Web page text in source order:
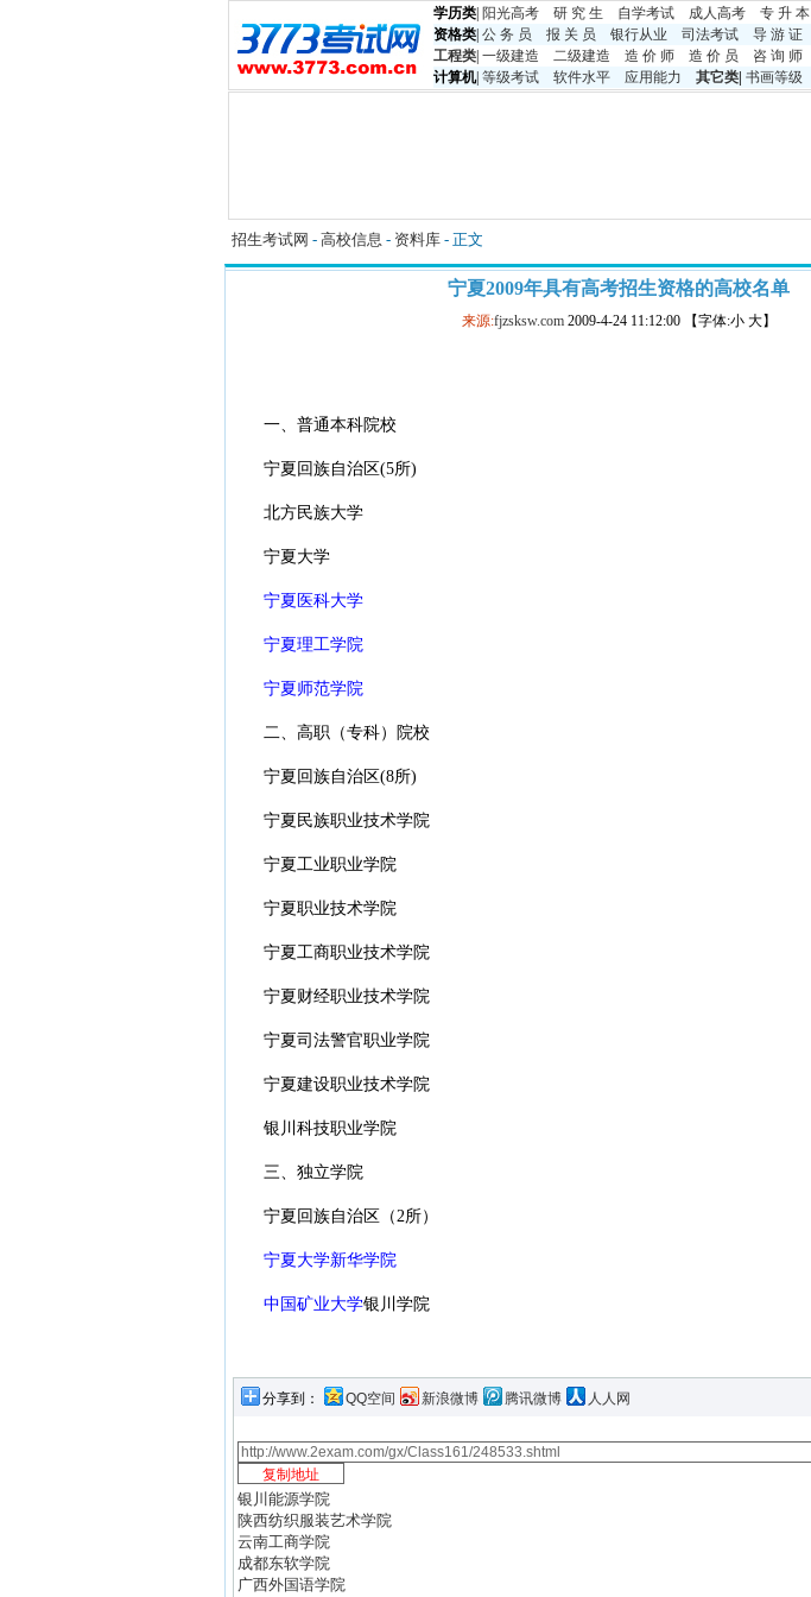
学历类 阳光高考 研 究 生 自学考试 成人高考 专 升 本
资格类 公 务 员 报 关 员 银行从业 司法考试 导 游 证
工程类 一级建造 二级建造 造 价 师 造 价 员 咨 询 师
计算机| 等级考试 软件水平 应用能力 其它类 书画等级
招生考试网 - 高校信息 - 资料库 - 正文
宁夏2009年具有高考招生资格的高校名单
来源:fjzsksw.com 2009-4-24 11:12:00 【字体:小 大】
一、普通本科院校
宁夏回族自治区(5所)
北方民族大学
宁夏大学
宁夏医科大学
宁夏理工学院
宁夏师范学院
二、高职（专科）院校
宁夏回族自治区(8所)
宁夏民族职业技术学院
宁夏工业职业学院
宁夏职业技术学院
宁夏工商职业技术学院
宁夏财经职业技术学院
宁夏司法警官职业学院
宁夏建设职业技术学院
银川科技职业学院
三、独立学院
宁夏回族自治区（2所）
宁夏大学新华学院
中国矿业大学银川学院
分享到： QQ空间 新浪微博 腾讯微博 人人网
银川能源学院
陕西纺织服装艺术学院
云南工商学院
成都东软学院
广西外国语学院